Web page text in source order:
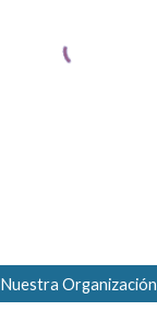
Nuestra Organización